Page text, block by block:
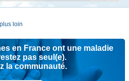
loin
en France ont une maladie
pas seul(e).
la communauté.